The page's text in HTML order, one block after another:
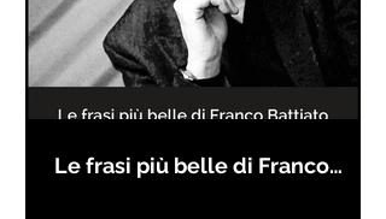
Le frasi più belle di Franco